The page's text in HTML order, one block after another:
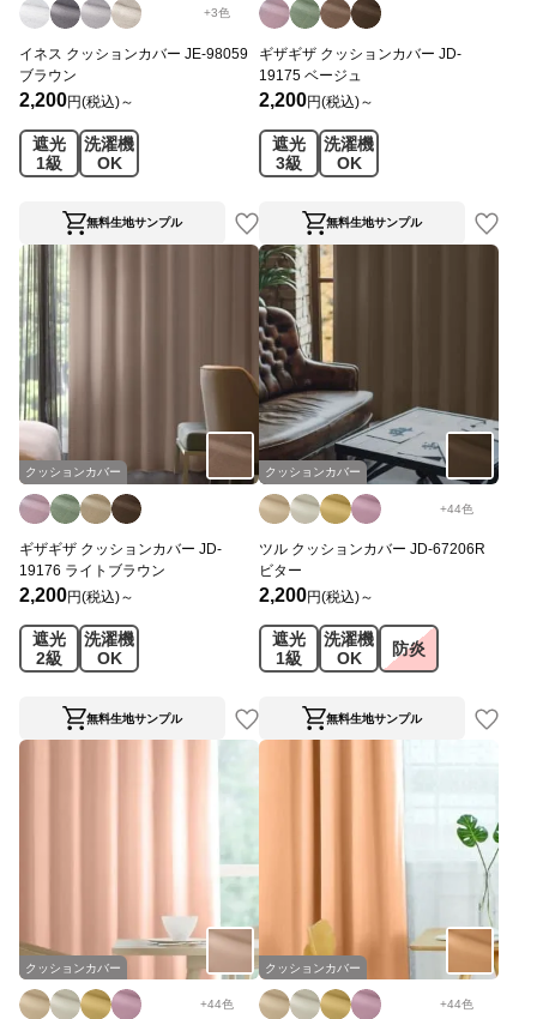
+3色
イネス クッションカバー JE-98059
ブラウン
2,200円(税込)～
遮光
1級
洗濯機
OK
無料生地サンプル
ギザギザ クッションカバー JD-
19175 ベージュ
2,200円(税込)～
遮光
3級
洗濯機
OK
無料生地サンプル
クッションカバー
ギザギザ クッションカバー JD-
19176 ライトブラウン
2,200円(税込)～
遮光
2級
洗濯機
OK
無料生地サンプル
クッションカバー
+44色
ツル クッションカバー JD-67206R
ビター
2,200円(税込)～
遮光
1級
洗濯機
OK
防炎
無料生地サンプル
クッションカバー
+44色
クッションカバー
+44色